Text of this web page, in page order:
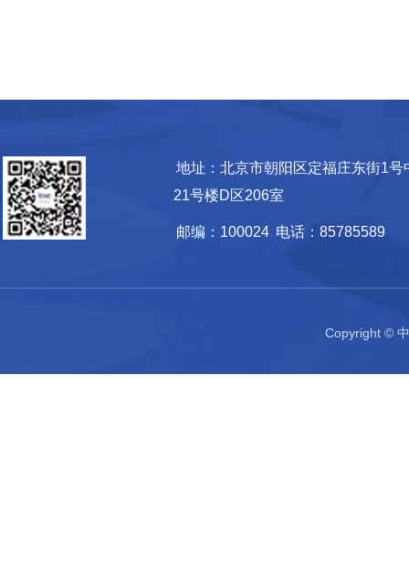
地址：北京市朝阳区定福庄东街1号
21号楼D区206室
邮编：100024 电话：85785589
Copyright ©